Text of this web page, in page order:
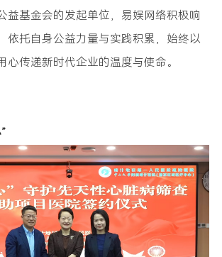
益基金会的发起单位，易娱网络积极响
依托自身公益力量与实践积累，始终以
心传递新时代企业的温度与使命。